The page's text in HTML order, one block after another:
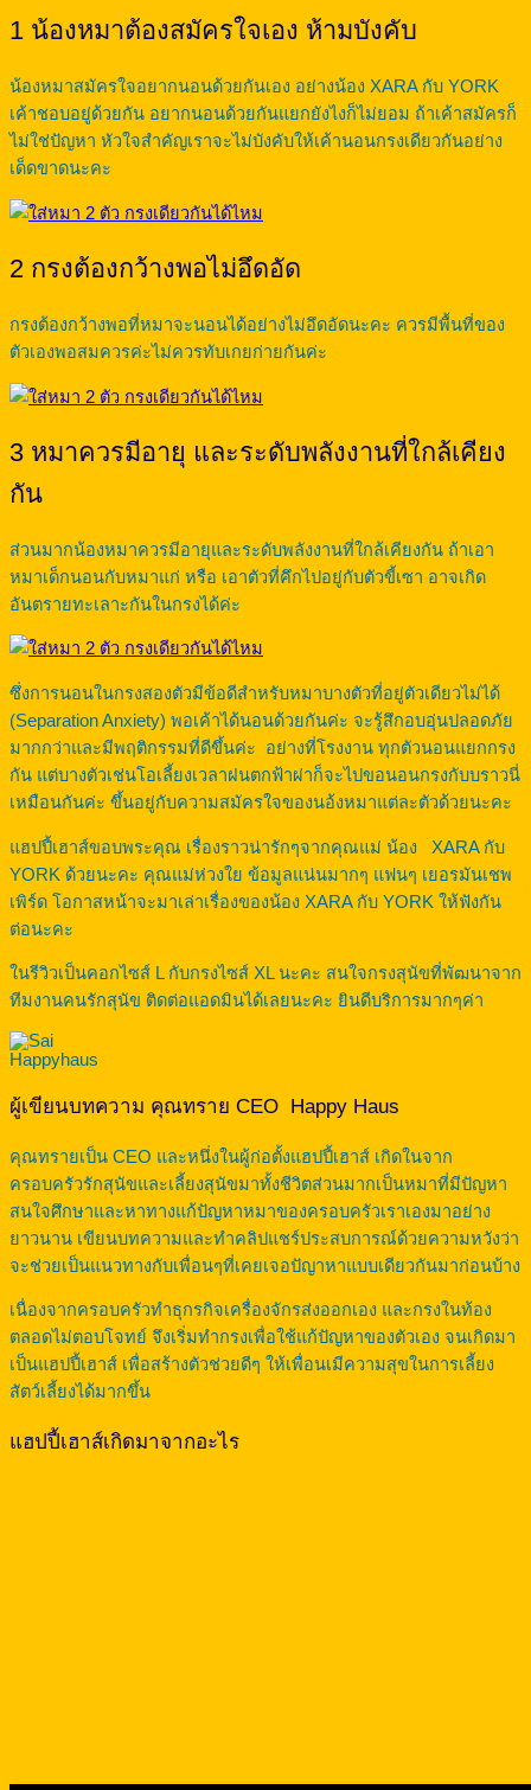
1 น้องหมาต้องสมัครใจเอง ห้ามบังคับ
น้องหมาสมัครใจอยากนอนด้วยกันเอง อย่างน้อง XARA กับ YORK
เค้าชอบอยู่ด้วยกัน อยากนอนด้วยกันแยกยังไงก็ไม่ยอม ถ้าเค้าสมัครก็
ไม่ใช่ปัญหา หัวใจสำคัญเราจะไม่บังคับให้เค้านอนกรงเดียวกันอย่าง
เด็ดขาดนะคะ
2 กรงต้องกว้างพอไม่อึดอัด
กรงต้องกว้างพอที่หมาจะนอนได้อย่างไม่อึดอัดนะคะ ควรมีพื้นที่ของ
ตัวเองพอสมควรค่ะไม่ควรทับเกยก่ายกันค่ะ
3 หมาควรมีอายุ และระดับพลังงานที่ใกล้เคียง
กัน
ส่วนมากน้องหมาควรมีอายุและระดับพลังงานที่ใกล้เคียงกัน ถ้าเอา
หมาเด็กนอนกับหมาแก่ หรือ เอาตัวที่คึกไปอยู่กับตัวขี้เซา อาจเกิด
อันตรายทะเลาะกันในกรงได้ค่ะ
ซึ่งการนอนในกรงสองตัวมีข้อดีสำหรับหมาบางตัวที่อยู่ตัวเดียวไม่ได้
(Separation Anxiety) พอเค้าได้นอนด้วยกันค่ะ จะรู้สึกอบอุ่นปลอดภัย
มากกว่าและมีพฤติกรรมที่ดีขึ้นค่ะ อย่างที่โรงงาน ทุกตัวนอนแยกกรง
กัน แต่บางตัวเช่นโอเลี้ยงเวลาฝนตกฟ้าผ่าก็จะไปขอนอนกรงกับบราวนี่
เหมือนกันค่ะ ขึ้นอยู่กับความสมัครใจของนอ้งหมาแต่ละตัวด้วยนะคะ
แฮปปี้เฮาส์ขอบพระคุณ เรื่องราวน่ารักๆจากคุณแม่ น้อง XARA กับ
YORK ด้วยนะคะ คุณแม่ห่วงใย ข้อมูลแน่นมากๆ แฟนๆ เยอรมันเชพ
เพิร์ด โอกาสหน้าจะมาเล่าเรื่องของน้อง XARA กับ YORK ให้ฟังกัน
ต่อนะคะ
ในรีวิวเป็นคอกไซส์ L กับกรงไซส์ XL นะคะ สนใจกรงสุนัขที่พัฒนาจาก
ทีมงานคนรักสุนัข ติดต่อแอดมินได้เลยนะคะ ยินดีบริการมากๆค่า
ผู้เขียนบทความ คุณทราย CEO Happy Haus
คุณทรายเป็น CEO และหนึ่งในผู้ก่อตั้งแฮปปี้เฮาส์ เกิดในจาก
ครอบครัวรักสุนัขและเลี้ยงสุนัขมาทั้งชีวิตส่วนมากเป็นหมาที่มีปัญหา
สนใจศึกษาและหาทางแก้ปัญหาหมาของครอบครัวเราเองมาอย่าง
ยาวนาน เขียนบทความและทำคลิปแชร์ประสบการณ์ด้วยความหวังว่า
จะช่วยเป็นแนวทางกับเพื่อนๆที่เคยเจอปัญาหาแบบเดียวกันมาก่อนบ้าง
เนื่องจากครอบครัวทำธุกรกิจเครื่องจักรส่งออกเอง และกรงในท้อง
ตลอดไม่ตอบโจทย์ จึงเริ่มทำกรงเพื่อใช้แก้ปัญหาของตัวเอง จนเกิดมา
เป็นแฮปปี้เฮาส์ เพื่อสร้างตัวช่วยดีๆ ให้เพื่อนเมีความสุขในการเลี้ยง
สัตว์เลี้ยงได้มากขึ้น
แฮปปี้เฮาส์เกิดมาจากอะไร